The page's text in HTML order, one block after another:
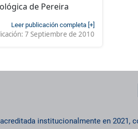
de Pereira
Leer publicación completa [+]
7 Septiembre de 2010
institucionalmente en 2021,